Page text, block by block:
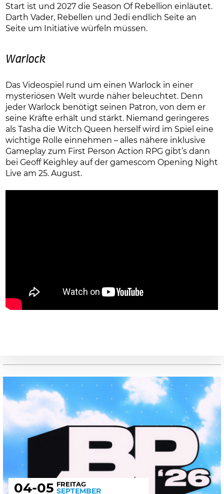
Start ist und 2027 die Season Of Rebellion einläutet.
Darth Vader, Rebellen und Jedi endlich Seite an
Seite um Initiative würfeln müssen.
Warlock
Das Videospiel rund um einen Warlock in einer
mysteriösen Welt wurde näher beleuchtet. Denn
jeder Warlock benötigt seinen Patron, von dem er
seine Kräfte erhält und stärkt. Niemand geringeres
als Tasha die Witch Queen herself wird im Spiel eine
wichtige Rolle einnehmen – alles nähere inklusive
Gameplay zum First Person Action RPG gibt’s dann
bei Geoff Keighley auf der gamescom Opening Night
Live am 25. August.
04-05 FREITAG
SEPTEMBER